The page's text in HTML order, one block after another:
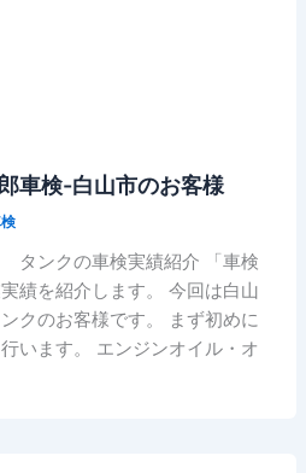
車検-白山市のお客様
タンクの車検実績紹介 「車検
績を紹介します。 今回は白山
クのお客様です。 まず初めに
います。 エンジンオイル・オ